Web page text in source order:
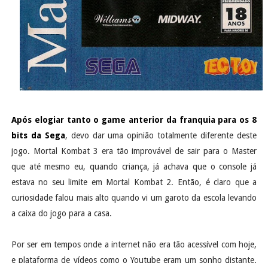
Após elogiar tanto o game anterior da franquia para os 8
bits da Sega, devo dar uma opinião totalmente diferente deste
jogo. Mortal Kombat 3 era tão improvável de sair para o Master
que até mesmo eu, quando criança, já achava que o console já
estava no seu limite em Mortal Kombat 2. Então, é claro que a
curiosidade falou mais alto quando vi um garoto da escola levando
a caixa do jogo para a casa.
Por ser em tempos onde a internet não era tão acessível com hoje,
e plataforma de vídeos como o Youtube eram um sonho distante.